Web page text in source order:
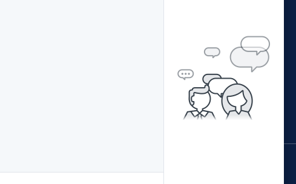
阳江市公安局森林公安
青海省地理国情监测院
广西柳州执法局
佛山珠江传媒
鄂尔多斯水土保持监督执法局